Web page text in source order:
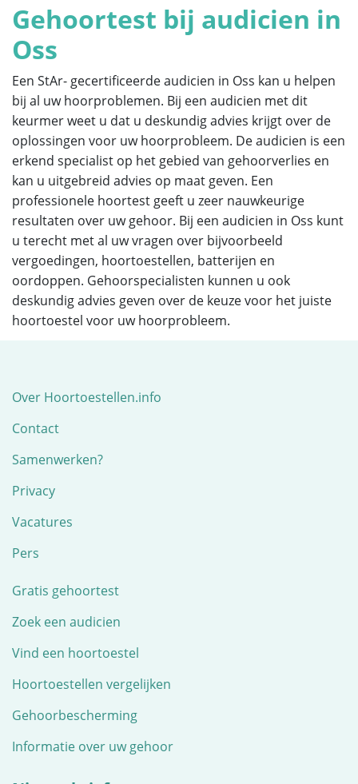
Gehoortest bij audicien in
Oss
Een StAr- gecertificeerde audicien in Oss kan u helpen
bij al uw hoorproblemen. Bij een audicien met dit
keurmer weet u dat u deskundig advies krijgt over de
oplossingen voor uw hoorprobleem. De audicien is een
erkend specialist op het gebied van gehoorverlies en
kan u uitgebreid advies op maat geven. Een
professionele hoortest geeft u zeer nauwkeurige
resultaten over uw gehoor. Bij een audicien in Oss kunt
u terecht met al uw vragen over bijvoorbeeld
vergoedingen, hoortoestellen, batterijen en
oordoppen. Gehoorspecialisten kunnen u ook
deskundig advies geven over de keuze voor het juiste
hoortoestel voor uw hoorprobleem.
Over Hoortoestellen.info
Contact
Samenwerken?
Privacy
Vacatures
Pers
Gratis gehoortest
Zoek een audicien
Vind een hoortoestel
Hoortoestellen vergelijken
Gehoorbescherming
Informatie over uw gehoor